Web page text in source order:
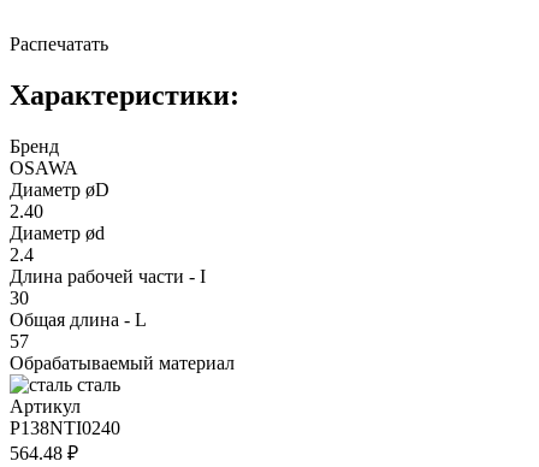
Распечатать
Характеристики:
Бренд
OSAWA
Диаметр øD
2.40
Диаметр ød
2.4
Длина рабочей части - I
30
Общая длина - L
57
Обрабатываемый материал
сталь
Артикул
P138NTI0240
564.48 ₽